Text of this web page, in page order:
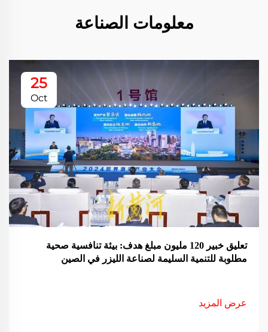
معلومات الصناعة
25
Oct
تعليق خبير 120 مليون مبلغ هدف: بيئة تنافسية صحية
مطلوبة للتنمية السليمة لصناعة الليزر في الصين
عرض المزيد